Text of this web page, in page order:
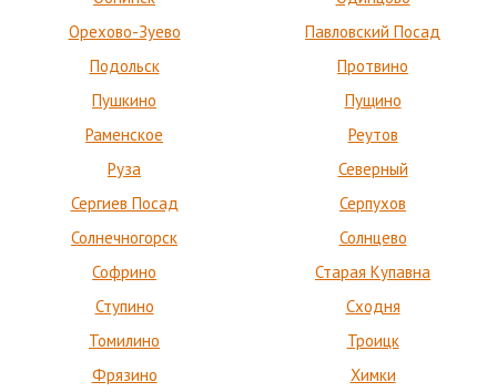
Орехово-Зуево
Павловский Посад
Подольск
Протвино
Пушкино
Пущино
Раменское
Реутов
Руза
Северный
Сергиев Посад
Серпухов
Солнечногорск
Солнцево
Софрино
Старая Купавна
Ступино
Сходня
Томилино
Троицк
Фрязино
Химки